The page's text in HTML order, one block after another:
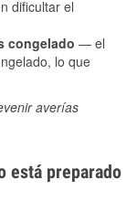
dificultar el
congelado — el
lo que
averías
está preparado